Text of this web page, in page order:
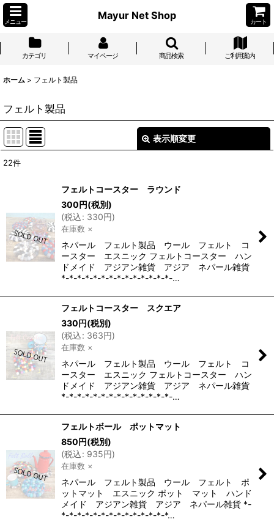
メニュー
Mayur Net Shop
カート
カテゴリ マイページ 商品検索 ご利用案内
ホーム > フェルト製品
フェルト製品
表示順変更
絞り込む
22件
フェルトコースター ラウンド
300円(税別)
(税込: 330円)
在庫数 ×
ネパール フェルト製品 ウール フェルト コ
ースター エスニック フェルトコースター ハン
ドメイド アジアン雑貨 アジア ネパール雑貨
*-*-*-*-*-*-*-*-*-*-*-*-*-*-…
フェルトコースター スクエア
330円(税別)
(税込: 363円)
在庫数 ×
ネパール フェルト製品 ウール フェルト コ
ースター エスニック フェルトコースター ハン
ドメイド アジアン雑貨 アジア ネパール雑貨
*-*-*-*-*-*-*-*-*-*-*-*-*-*-…
フェルトボール ポットマット
850円(税別)
(税込: 935円)
在庫数 ×
ネパール フェルト製品 ウール フェルト ポ
ットマット エスニック ポット マット ハンド
メイド アジアン雑貨 アジア ネパール雑貨 *-
*-*-*-*-*-*-*-*-*-*-*-*-*-*…